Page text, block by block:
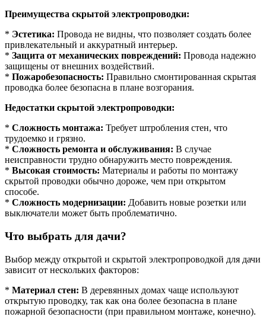
Преимущества скрытой электропроводки:
* Эстетика: Провода не видны, что позволяет создать более
привлекательный и аккуратный интерьер.
* Защита от механических повреждений: Провода надежно
защищены от внешних воздействий.
* Пожаробезопасность: Правильно смонтированная скрытая
проводка более безопасна в плане возгорания.
Недостатки скрытой электропроводки:
* Сложность монтажа: Требует штробления стен, что
трудоемко и грязно.
* Сложность ремонта и обслуживания: В случае
неисправности трудно обнаружить место повреждения.
* Высокая стоимость: Материалы и работы по монтажу
скрытой проводки обычно дороже, чем при открытом
способе.
* Сложность модернизации: Добавить новые розетки или
выключатели может быть проблематично.
Что выбрать для дачи?
Выбор между открытой и скрытой электропроводкой для дачи
зависит от нескольких факторов:
* Материал стен: В деревянных домах чаще используют
открытую проводку, так как она более безопасна в плане
пожарной безопасности (при правильном монтаже, конечно).